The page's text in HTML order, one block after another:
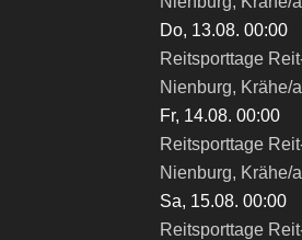
Do, 13.08. 00:00
Reitsporttage
Nienburg, Krähe/
Fr, 14.08. 00:00
Reitsporttage
Nienburg, Krähe/
Sa, 15.08. 00:00
Reitsporttage